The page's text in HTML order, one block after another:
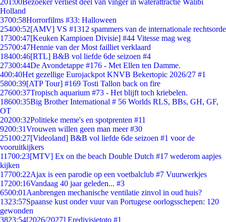
201:00Bezoeker verliest deel van vinger in waterattractie Walibi
Holland
3700:58Horrorfilms #33: Halloween
25400:52[AMV] VS #1312 spammers van de internationale rechtsorde
17300:47[Keuken Kampioen Divisie] #44 Vitesse mag weg
25700:47Hennie van der Most failliet verklaard
18400:46[RTL] B&B vol liefde 6de seizoen #4
27300:44De Avondetappe #176 - Met Ellen ten Damme.
400:40Het gezellige Eurojackpot KNVB Bekertopic 2026/27 #1
5800:39[ATP Tour] #169 Tosti Tallon back on fire
27600:37Tropisch aquarium #73 - Het blijft toch kriebelen.
18600:35Big Brother International # 56 Worlds RLS, BBs, GH, GF,
OT
20200:32Politieke meme's en spotprenten #11
9200:31Vrouwen willen geen man meer #30
25100:27[Videoland] B&B vol liefde 6de seizoen #1 voor de
vooruitkijkers
11700:23[MTV] Ex on the beach Double Dutch #17 wederom aapjes
kijken
17700:22Ajax is een parodie op een voetbalclub #7 Vuurwerkjes
17200:16Vandaag 40 jaar geleden... #3
6500:01 Aanbrengen mechanische ventilatie zinvol in oud huis?
1323:57Spaanse kust onder vuur van Portugese oorlogsschepen: 120
gewonden
3823:54[2026/2027] Eredivisietoto #1